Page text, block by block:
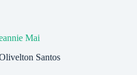
Mai
Santos